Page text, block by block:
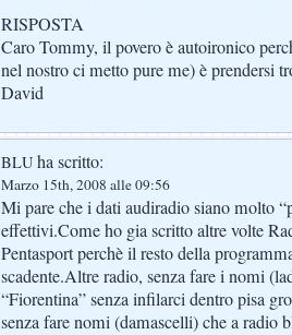
RISPOSTA
Caro Tommy, il povero è autoironico
nel nostro ci metto pure me) è prendersi
David
BLU ha scritto:
Marzo 15th, 2008 alle 09:56
Mi pare che i dati audiradio siano molto
effettivi.Come ho gia scritto altre volte
Pentasport perchè il resto della
scadente.Altre radio, senza fare i nomi
“Fiorentina” senza infilarci dentro pisa
senza fare nomi (damascelli) che a radio